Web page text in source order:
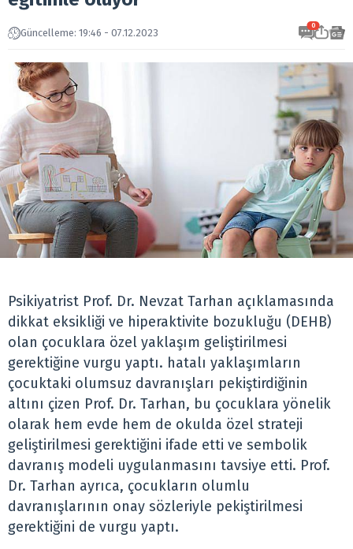
Güncelleme: 19:46 - 07.12.2023
0
Psikiyatrist Prof. Dr. Nevzat Tarhan açıklamasında
dikkat eksikliği ve hiperaktivite bozukluğu (DEHB)
olan çocuklara özel yaklaşım geliştirilmesi
gerektiğine vurgu yaptı. hatalı yaklaşımların
çocuktaki olumsuz davranışları pekiştirdiğinin
altını çizen Prof. Dr. Tarhan, bu çocuklara yönelik
olarak hem evde hem de okulda özel strateji
geliştirilmesi gerektiğini ifade etti ve sembolik
davranış modeli uygulanmasını tavsiye etti. Prof.
Dr. Tarhan ayrıca, çocukların olumlu
davranışlarının onay sözleriyle pekiştirilmesi
gerektiğini de vurgu yaptı.